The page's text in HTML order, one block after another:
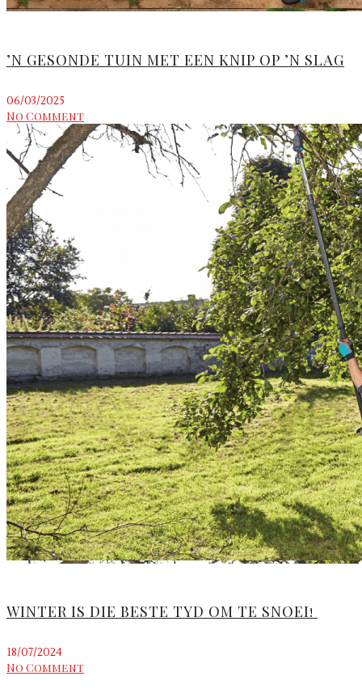
’N GESONDE TUIN MET EEN KNIP OP ’N SLAG
06/03/2025
No Comment
WINTER IS DIE BESTE TYD OM TE SNOEI!
18/07/2024
No Comment